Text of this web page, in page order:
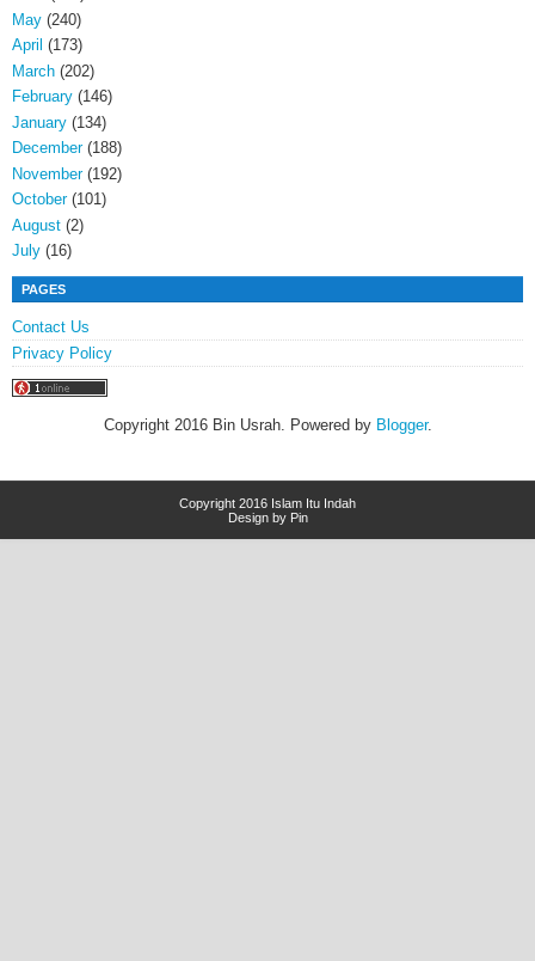
May (240)
April (173)
March (202)
February (146)
January (134)
December(188)
November(192)
October(101)
August (2)
July (16)
PAGES
Contact Us
Privacy Policy
Copyright 2016 Bin Usrah. Powered by Blogger.
Copyright 2016 Islam Itu Indah
Design by Pin